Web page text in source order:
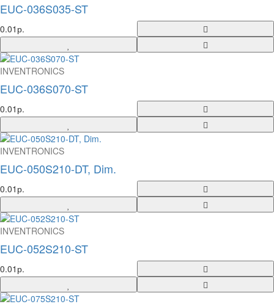
EUC-036S035-ST
0.01р.
INVENTRONICS
EUC-036S070-ST
0.01р.
INVENTRONICS
EUC-050S210-DT, Dim.
0.01р.
INVENTRONICS
EUC-052S210-ST
0.01р.